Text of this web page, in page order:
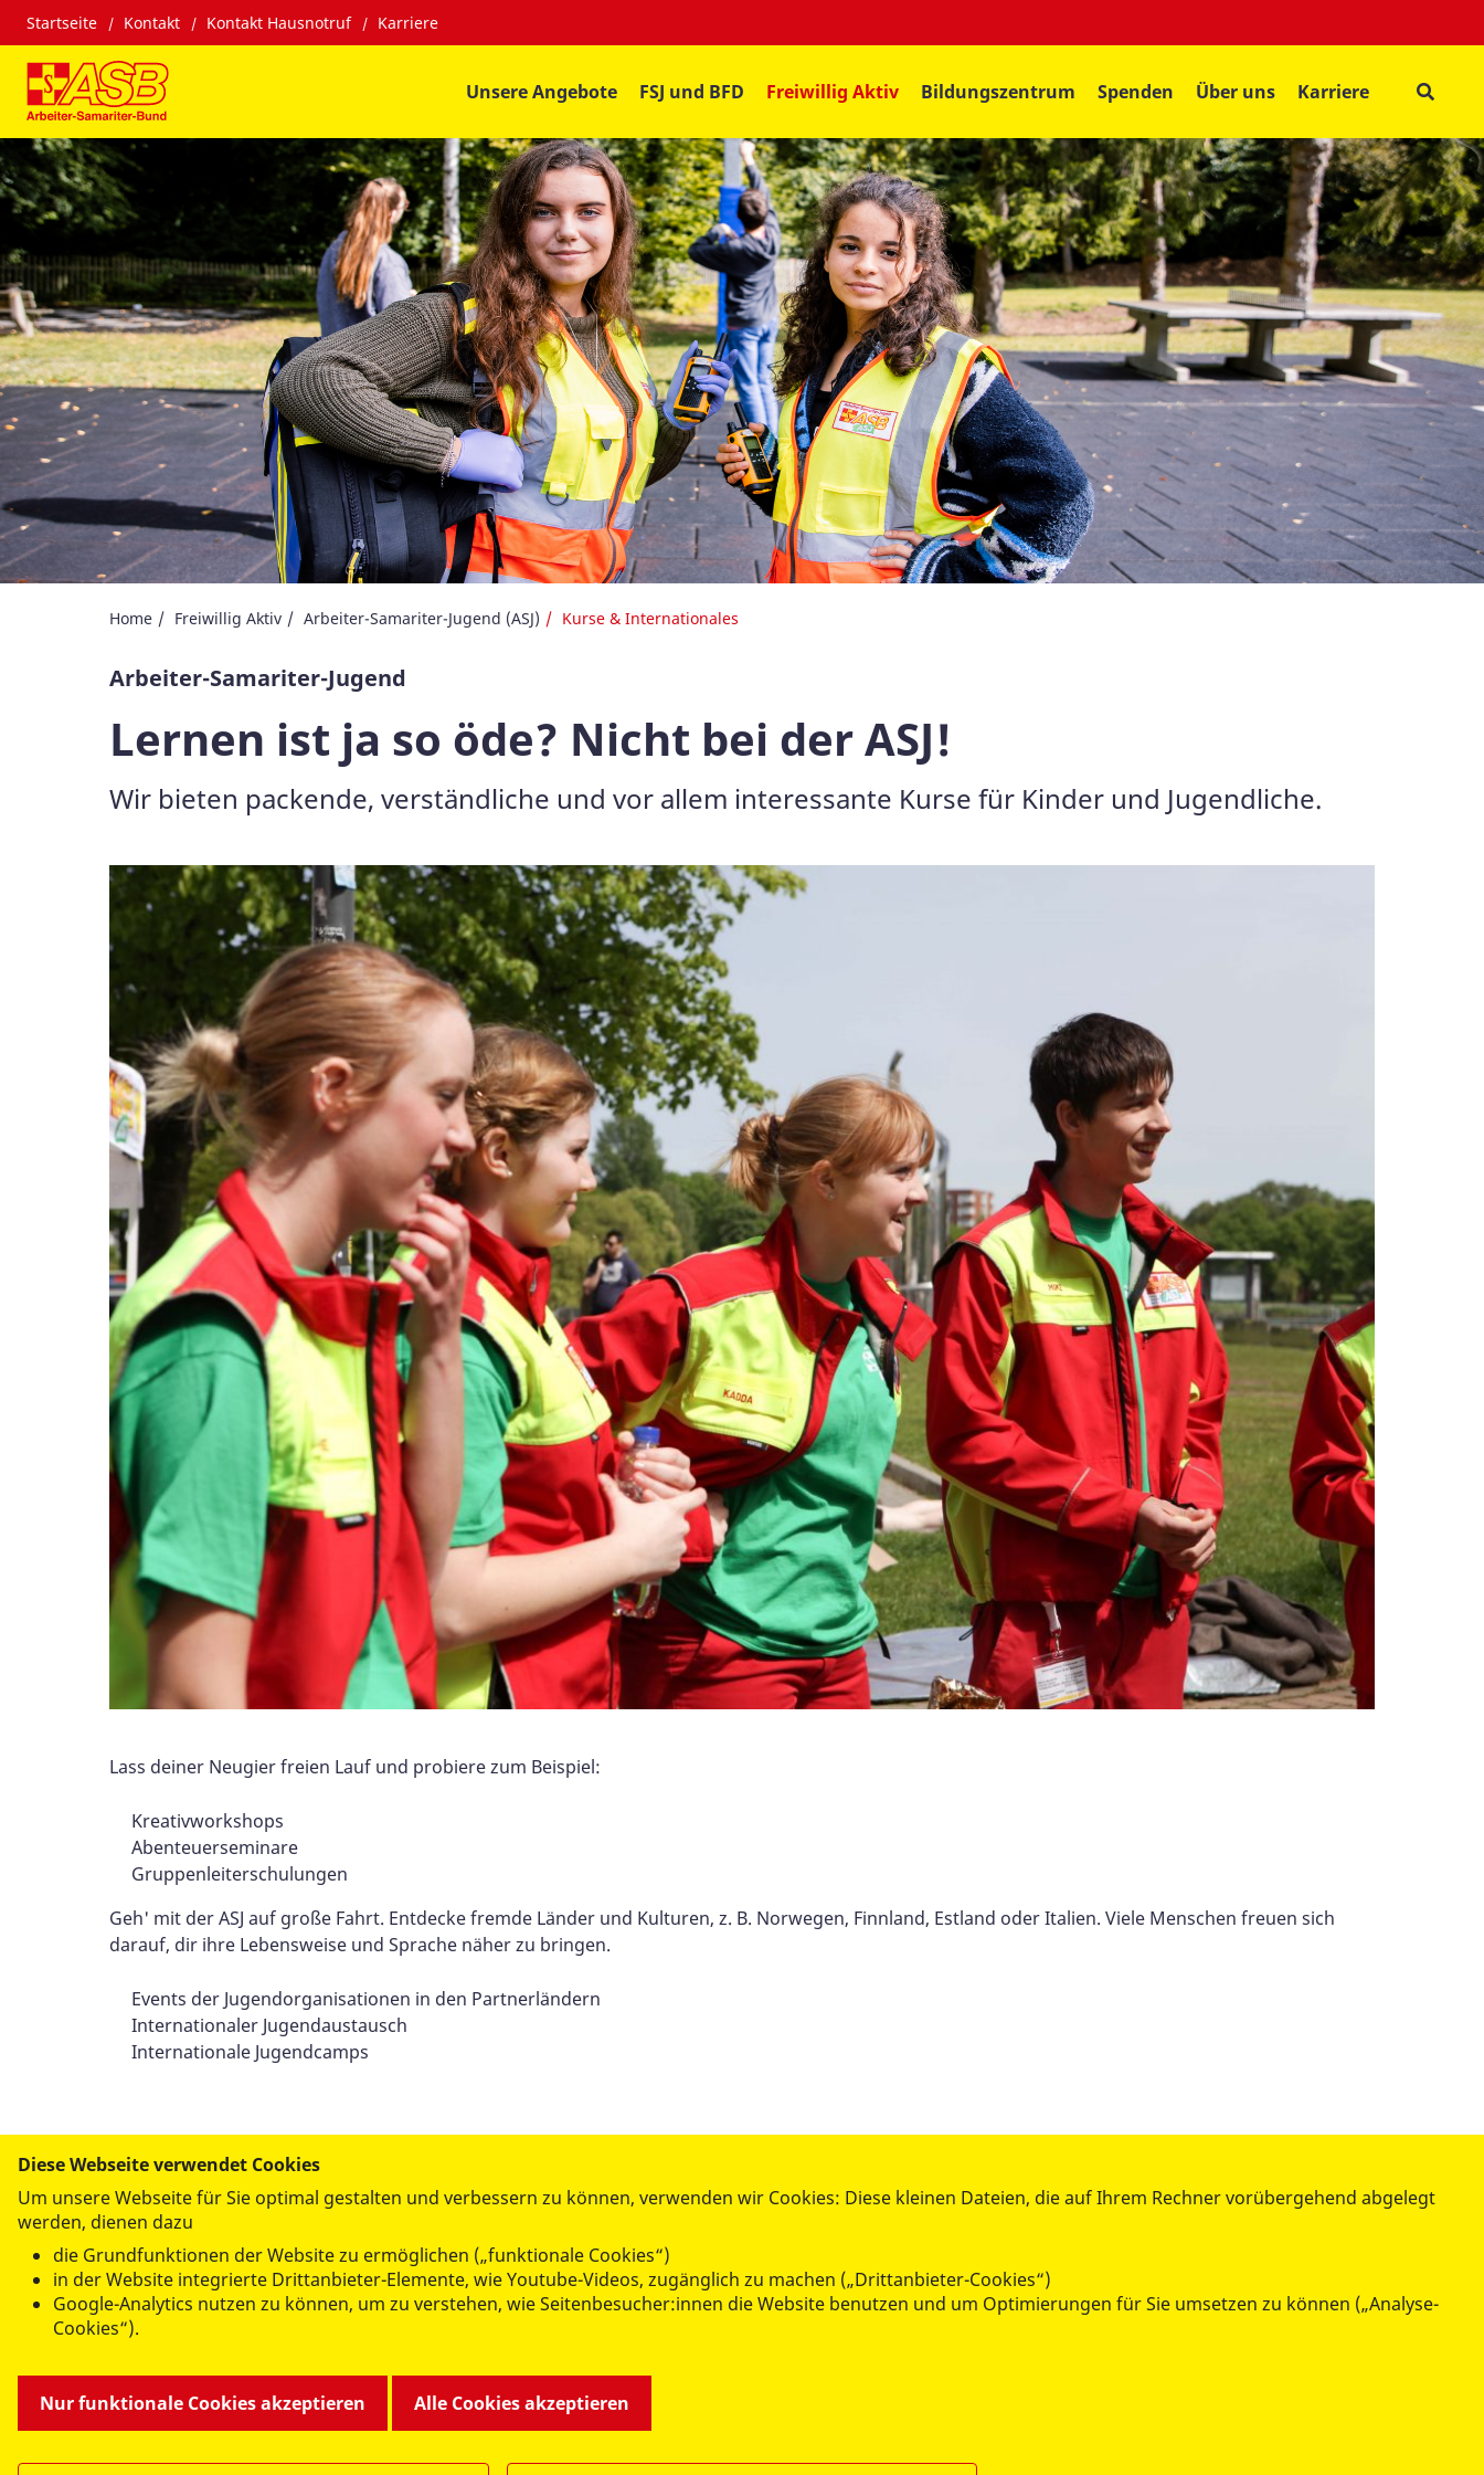
Startseite Kontakt Kontakt Hausnotruf Karriere
Unsere Angebote FSJ und BFD Freiwillig Aktiv Bildungszentrum Spenden Über uns Karriere
Home Freiwillig Aktiv Arbeiter-Samariter-Jugend (ASJ) Kurse & Internationales
Arbeiter-Samariter-Jugend
Lernen ist ja so öde? Nicht bei der ASJ!
Wir bieten packende, verständliche und vor allem interessante Kurse für Kinder und Jugendliche.
Lass deiner Neugier freien Lauf und probiere zum Beispiel:
Kreativworkshops
Abenteuerseminare
Gruppenleiterschulungen
Geh' mit der ASJ auf große Fahrt. Entdecke fremde Länder und Kulturen, z. B. Norwegen, Finnland, Estland oder Italien. Viele Menschen freuen sich
darauf, dir ihre Lebensweise und Sprache näher zu bringen.
Events der Jugendorganisationen in den Partnerländern
Internationaler Jugendaustausch
Internationale Jugendcamps
Per E-Mail
versenden
datenschutzkonform mitShariff
Diese Webseite verwendet Cookies
Um unsere Webseite für Sie optimal gestalten und verbessern zu können, verwenden wir Cookies: Diese kleinen Dateien, die auf Ihrem Rechner vorübergehend abgelegt
werden, dienen dazu
die Grundfunktionen der Website zu ermöglichen („funktionale Cookies“)
in der Website integrierte Drittanbieter-Elemente, wie Youtube-Videos, zugänglich zu machen („Drittanbieter-Cookies“)
Google-Analytics nutzen zu können, um zu verstehen, wie Seitenbesucher:innen die Website benutzen und um Optimierungen für Sie umsetzen zu können („Analyse-
Cookies“).
Nur funktionale Cookies akzeptieren Alle Cookies akzeptieren